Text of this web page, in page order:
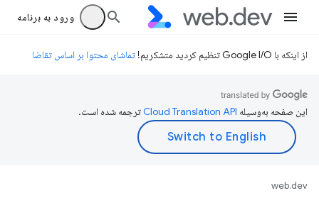
ورود به برنامه
از اینکه با Google I/O تنظیم کردید متشکریم! تماشای محتوا بر اساس تقاضا
این صفحه به‌وسیله ترجمه شده است.
web.dev